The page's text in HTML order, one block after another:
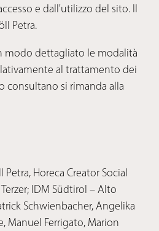
e dall'utilizzo del sito. Il
Petra.
modo dettagliato le modalità
al trattamento dei
si rimanda alla
Horeca Creator Social
IDM Südtirol – Alto
Schwienbacher, Angelika
Manuel Ferrigato, Marion